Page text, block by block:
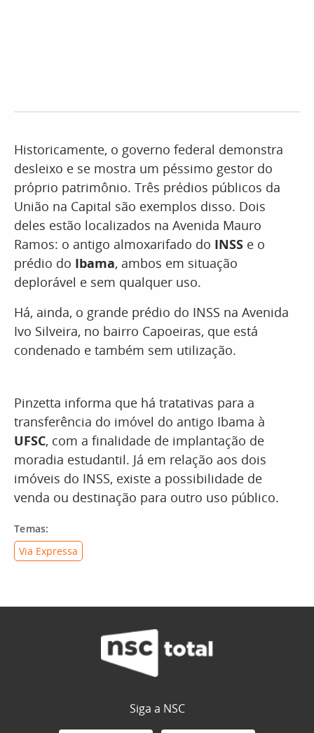
Historicamente, o governo federal demonstra
desleixo e se mostra um péssimo gestor do
próprio patrimônio. Três prédios públicos da
União na Capital são exemplos disso. Dois
deles estão localizados na Avenida Mauro
Ramos: o antigo almoxarifado do INSS e o
prédio do Ibama, ambos em situação
deplorável e sem qualquer uso.
Há, ainda, o grande prédio do INSS na Avenida
Ivo Silveira, no bairro Capoeiras, que está
condenado e também sem utilização.
Pinzetta informa que há tratativas para a
transferência do imóvel do antigo Ibama à
UFSC, com a finalidade de implantação de
moradia estudantil. Já em relação aos dois
imóveis do INSS, existe a possibilidade de
venda ou destinação para outro uso público.
Temas:
Via Expressa
Siga a NSC